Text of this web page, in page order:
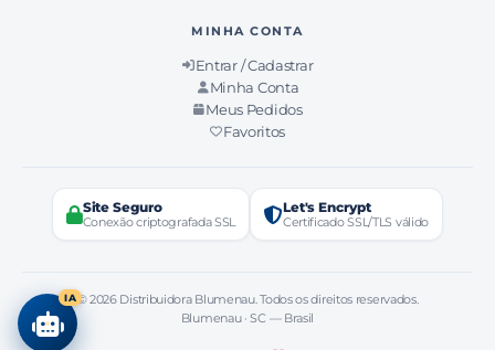
MINHA CONTA
Entrar / Cadastrar
Minha Conta
Meus Pedidos
Favoritos
Site Seguro
Conexão criptografada SSL
Let's Encrypt
Certificado SSL/TLS válido
© 2026 Distribuidora Blumenau. Todos os direitos reservados.
Blumenau · SC — Brasil
IA